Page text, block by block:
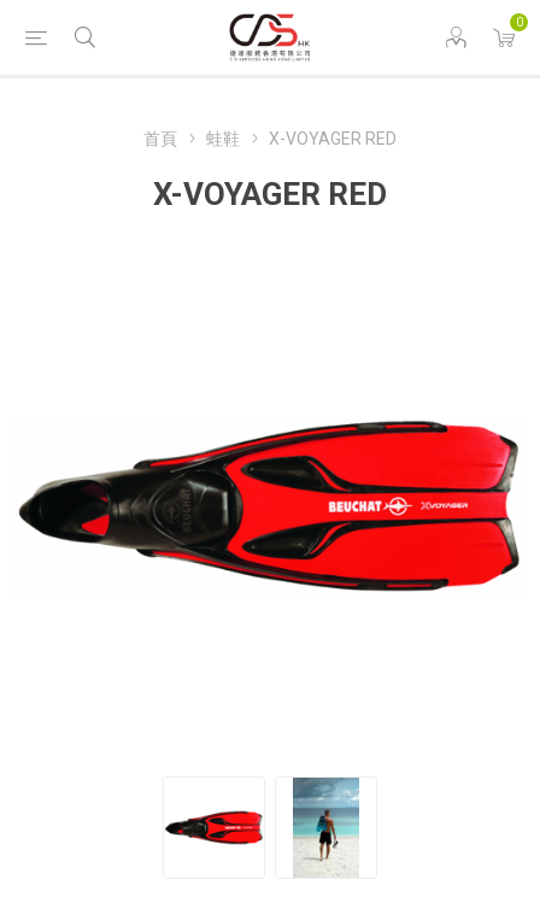
0
首頁 蛙鞋 X-VOYAGER RED
X-VOYAGER RED